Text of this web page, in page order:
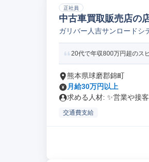
正社員
中古車買取販売店の
ガリバー人吉サンロードシ
20代で年収800万円超のス
熊本県球磨郡錦町
月給30万円以上
求める人材: ✨️営業や接
交通費支給